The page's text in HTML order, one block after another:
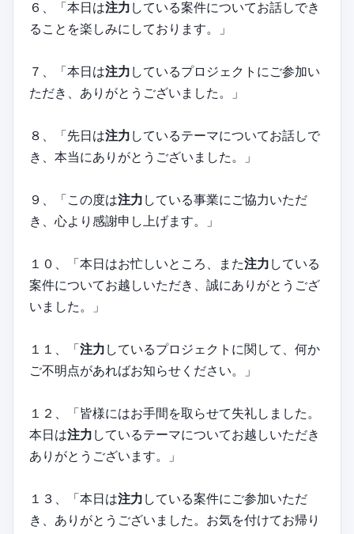
６、「本日は注力 している案件についてお話しでき
ることを楽しみにしております。」
７、「本日は注力 しているプロジェクトにご参加い
ただき、ありがとうございました。」
８、「先日は注力 しているテーマについてお話しで
き、本当にありがとうございました。」
９、「この度は注力 している事業にご協力いただ
き、心より感謝申し上げます。」
１０、「本日はお忙しいところ、また注力 している
案件についてお越しいただき、誠にありがとうござ
いました。」
１１、「注力 しているプロジェクトに関して、何か
ご不明点があればお知らせください。」
１２、「皆様にはお手間を取らせて失礼しました。
本日は注力 しているテーマについてお越しいただき
ありがとうございます。」
１３、「本日は注力 している案件にご参加いただ
き、ありがとうございました。お気を付けてお帰り